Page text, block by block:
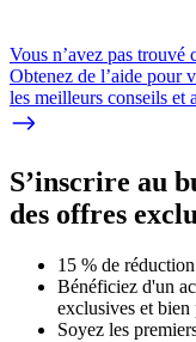
Vous n’avez pas trouvé
Obtenez de l’aide pour
les meilleurs conseils et
S’inscrire au
des offres
15 % de
Bénéficiez d'un
exclusives et bien
Soyez les